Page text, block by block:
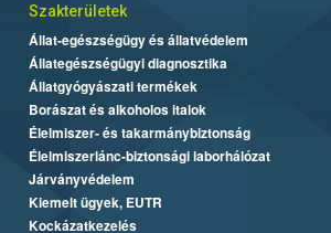
Szakterületek
Állat-egészségügy és állatvédelem
Állategészségügyi diagnosztika
Állatgyógyászati termékek
Borászat és alkoholos italok
Élelmiszer- és takarmánybiztonság
Élelmiszerlánc-biztonsági laborhálózat
Járványvédelem
Kiemelt ügyek, EUTR
Kockázatkezelés